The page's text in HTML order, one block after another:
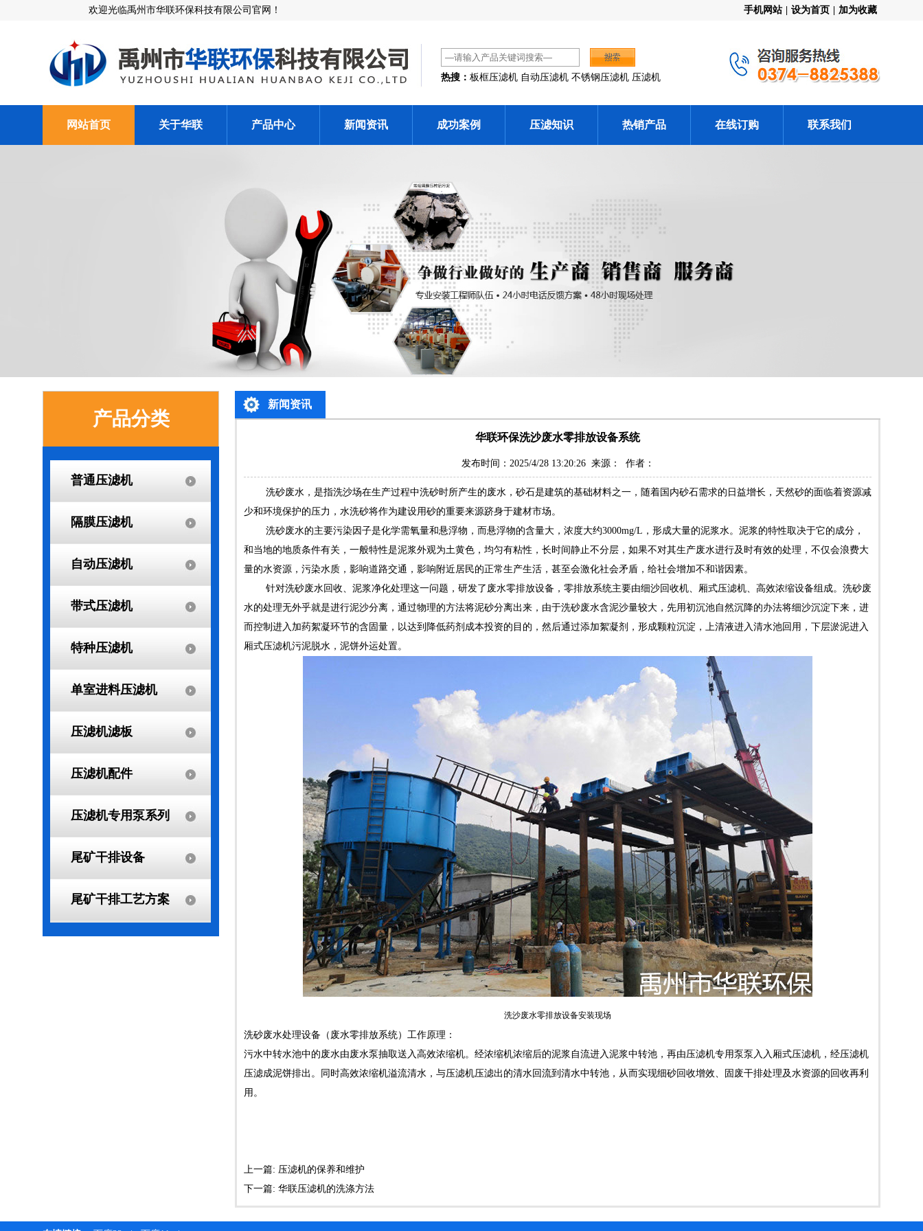
欢迎光临禹州市华联环保科技有限公司官网！ 手机网站 设为首页 加为收藏
热搜： 板框压滤机 自动压滤机 不锈钢压滤机 压滤机
网站首页 关于华联 产品中心 新闻资讯 成功案例 压滤知识 热销产品 在线订购 联系我们
新闻资讯
华联环保洗沙废水零排放设备系统
发布时间：2025/4/28 13:20:26 来源： 作者：
洗砂废水，是指洗沙场在生产过程中洗砂时所产生的废水，砂石是建筑的基础材料之一，随着国内砂石需求的日益增长，天然砂的面临着资源减
少和环境保护的压力，水洗砂将作为建设用砂的重要来源跻身于建材市场。
洗砂废水的主要污染因子是化学需氧量和悬浮物，而悬浮物的含量大，浓度大约3000mg/L，形成大量的泥浆水。泥浆的特性取决于它的成分，
和当地的地质条件有关，一般特性是泥浆外观为土黄色，均匀有粘性，长时间静止不分层，如果不对其生产废水进行及时有效的处理，不仅会浪费大
量的水资源，污染水质，影响道路交通，影响附近居民的正常生产生活，甚至会激化社会矛盾，给社会增加不和谐因素。
针对洗砂废水回收、泥浆净化处理这一问题，研发了废水零排放设备，零排放系统主要由细沙回收机、厢式压滤机、高效浓缩设备组成。洗砂废
水的处理无外乎就是进行泥沙分离，通过物理的方法将泥砂分离出来，由于洗砂废水含泥沙量较大，先用初沉池自然沉降的办法将细沙沉淀下来，进
而控制进入加药絮凝环节的含固量，以达到降低药剂成本投资的目的，然后通过添加絮凝剂，形成颗粒沉淀，上清液进入清水池回用，下层淤泥进入
厢式压滤机污泥脱水，泥饼外运处置。
洗沙废水零排放设备安装现场
洗砂废水处理设备（废水零排放系统）工作原理：
污水中转水池中的废水由废水泵抽取送入高效浓缩机。经浓缩机浓缩后的泥浆自流进入泥浆中转池，再由压滤机专用泵泵入入厢式压滤机，经压滤机
压滤成泥饼排出。同时高效浓缩机溢流清水，与压滤机压滤出的清水回流到清水中转池，从而实现细砂回收增效、固废干排处理及水资源的回收再利
用。
上一篇: 压滤机的保养和维护
下一篇: 华联压滤机的洗涤方法
产品分类
普通压滤机
隔膜压滤机
自动压滤机
带式压滤机
特种压滤机
单室进料压滤机
压滤机滤板
压滤机配件
压滤机专用泵系列
尾矿干排设备
尾矿干排工艺方案